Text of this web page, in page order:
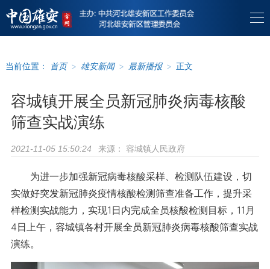
当前位置： 首页 > 雄安新闻 > 最新播报 > 正文
容城镇开展全员新冠肺炎病毒核酸
筛查实战演练
2021-11-05 15:50:24 来源： 容城镇人民政府
为进一步加强新冠病毒核酸采样、检测队伍建设，切
实做好突发新冠肺炎疫情核酸检测筛查准备工作，提升采
样检测实战能力，实现1日内完成全员核酸检测目标，11月
4日上午，容城镇各村开展全员新冠肺炎病毒核酸筛查实战
演练。